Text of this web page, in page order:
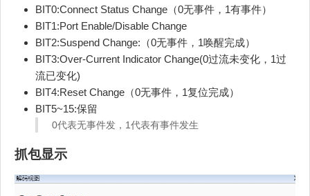
BIT0:Connect Status Change（0无事件，1有事件）
BIT1:Port Enable/Disable Change
BIT2:Suspend Change:（0无事件，1唤醒完成）
BIT3:Over-Current Indicator Change(0过流未变化，1过
流已变化)
BIT4:Reset Change（0无事件，1复位完成）
BIT5~15:保留
0代表无事件发，1代表有事件发生
抓包显示